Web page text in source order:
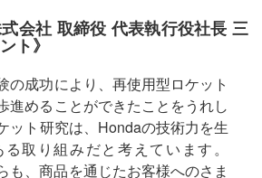
式会社 取締役 代表執行役社長 三
ト》
の成功により、再使用型ロケット
進めることができたことをうれし
ット研究は、Hondaの技術力を生
取り組みだと考えています。
も、商品を通じたお客様へのさま